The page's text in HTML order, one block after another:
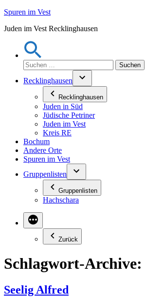
Zum
springen
Spuren im Vest
Juden im Vest Recklinghausen
Suchen
nach:
Recklinghausen
Recklinghausen
Juden in Süd
Jüdische Petriner
Juden im Vest
Kreis RE
Bochum
Andere Orte
Spuren im Vest
Gruppenlisten
Gruppenlisten
Hachschara
Zurück
Schlagwort-Archive:
Seelig Alfred